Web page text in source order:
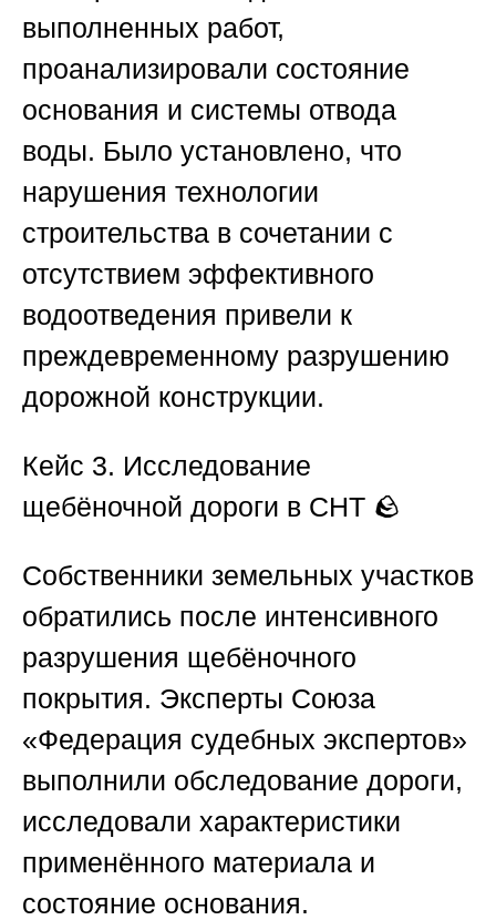
выполненных работ,
проанализировали состояние
основания и системы отвода
воды. Было установлено, что
нарушения технологии
строительства в сочетании с
отсутствием эффективного
водоотведения привели к
преждевременному разрушению
дорожной конструкции.
Кейс 3. Исследование
щебёночной дороги в СНТ 🪨
Собственники земельных участков
обратились после интенсивного
разрушения щебёночного
покрытия. Эксперты Союза
«Федерация судебных экспертов»
выполнили обследование дороги,
исследовали характеристики
применённого материала и
состояние основания.